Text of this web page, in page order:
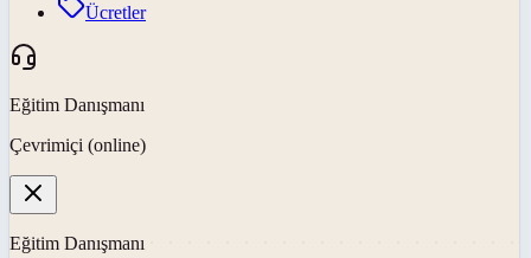
Ücretler
Eğitim Danışmanı
Çevrimiçi (online)
Eğitim Danışmanı